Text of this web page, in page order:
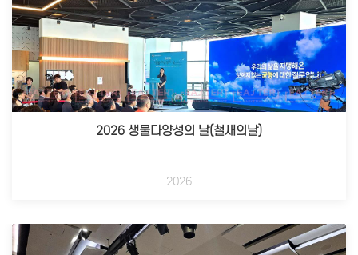
2026 생물다양성의 날(철새의날)
2026